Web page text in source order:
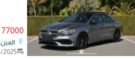
77000 درهم
العين
03/01/2025